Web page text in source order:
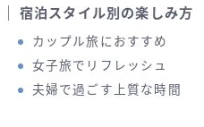
宿泊スタイル別の楽しみ方
カップル旅におすすめ
女子旅でリフレッシュ
夫婦で過ごす上質な時間